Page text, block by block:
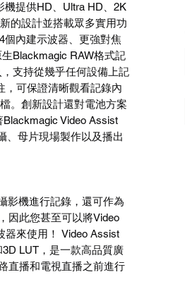
機提供HD、Ultra HD、2K
的設計並搭載眾多實用功
個內建示波器、更強對焦
Blackmagic RAW格式記
支持從幾乎任何設備上記
，可保證清晰觀看記錄內
。創新設計還對電池方案
Video Assist
、母片現場製作以及播出
影機進行記錄，還可作為
因此您甚至可以將Video
器來使用！ Video Assist
LUT，是一款高品質廣
直播和電視直播之前進行